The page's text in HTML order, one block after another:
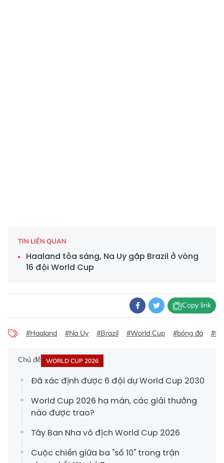
TIN LIÊN QUAN
Haaland tỏa sáng, Na Uy gặp Brazil ở vòng
16 đội World Cup
Copy link
#Haaland #Na Uy #Brazil #World Cup #bóng đá #tứ
Chủ đề WORLD CUP 2026
Đã xác định được 6 đội dự World Cup 2030
World Cup 2026 hạ màn, các giải thưởng
nào được trao?
Tây Ban Nha vô địch World Cup 2026
Cuộc chiến giữa ba "số 10" trong trận